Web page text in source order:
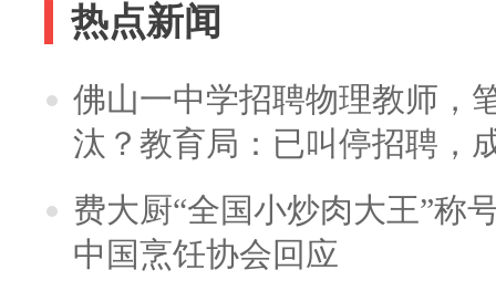
热点新闻
佛山一中学招聘物理教师，
汰？教育局：已叫停招聘，
费大厨“全国小炒肉大王”称
中国烹饪协会回应